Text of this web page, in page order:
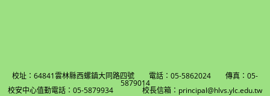
校址：64841雲林縣西螺鎮大同路四號 電話：05-5862024 傳真：05-
5879014
校安中心值勤電話：05-5879934 校長信箱：principal@hlvs.ylc.edu.tw